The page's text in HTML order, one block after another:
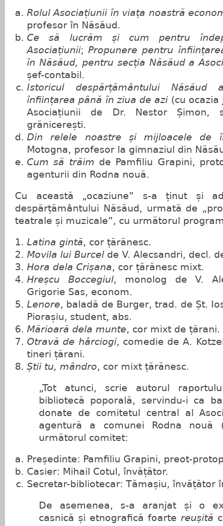
Rolul Asociațiunii în viața noastră
profesor în Năsăud.
Ce să lucrăm și cum pentru
Asociațiunii;Propunere pentru
în Năsăud, pentru secția Năsăud a
șef-contabil.
Istoricul despărțământului Năsăud
înființarea până în ziua de azi (cu
Asociațiunii de Dr. Nestor Șimon,
grănicerești.
Din relele noastre și mijloacele de
Motogna, profesor la gimnaziul din
Cum să trăim de Pamfiliu Grapini,
agenturii din Rodna nouă.
Cu această „ocaziune” s-a ținut și
despărțământului Năsăud, urmată de
teatrale și muzicale”, cu următorul
Latina gintă, cor țărănesc.
Movila lui Burcel de V. Alecsandri, decl.
Hora dela Crișana, cor țărănesc mixt.
Hreșcu Boccegiul, monolog de V.
Grigorie Sas, econom.
Lenore, baladă de Burger, trad. de Șt.
Piorașiu, student, abs.
Mărioară dela munte, cor mixt de țărani.
Otravă de hârciogi, comedie de A.
tineri țărani.
Știi tu, mândro, cor mixt țărănesc.
„Tot atunci, scrie autorul
bibliotecă poporală, servindu-i ca
donate de comitetul central al
agentură a comunei Rodna nouă
următorul comitet:
Președinte: Pamfiliu Grapini, preot-
Casier: Mihail Cotul, învățător.
Secretar-bibliotecar: Tămașiu, învățător
De asemenea, s-a aranjat și o
casnică și etnografică foarte reușită